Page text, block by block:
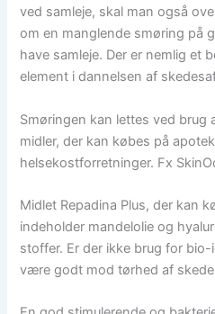
ved samleje, skal man også
om en manglende smøring på
have samleje. Der er nemlig et
element i dannelsen af
Smøringen kan lettes ved brug
midler, der kan købes på
helsekostforretninger. Fx
Midlet Repadina Plus, der kan
indeholder mandelolie og
stoffer. Er der ikke brug for
være godt mod tørhed af